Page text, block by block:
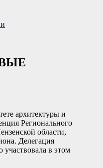
архитектуры и
Регионального
области,
Делегация
в этом